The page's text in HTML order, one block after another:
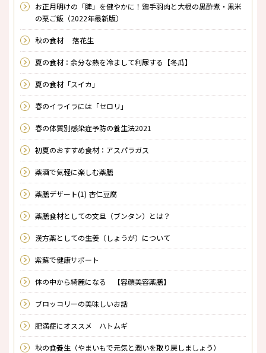
お正月明けの「脾」を健やかに！鶏手羽肉と大根の黒酢煮・黒米
の栗ご飯（2022年最新版）
秋の食材 落花生
夏の食材：余分な熱を冷まして利尿する【冬瓜】
夏の食材「スイカ」
春のイライラには「セロリ」
春の体質別感染症予防の養生法2021
初夏のおすすめ食材：アスパラガス
薬酒で気軽に楽しむ薬膳
薬膳デザート(1) 杏仁豆腐
薬膳食材としての文旦（ブンタン）とは？
漢方薬としての生姜（しょうが）について
紫蘇で健康サポート
体の中から綺麗になる 【容顔美容薬膳】
ブロッコリーの美味しいお話
肥満症にオススメ ハトムギ
秋の食養生（やまいもで元気と潤いを取り戻しましょう）